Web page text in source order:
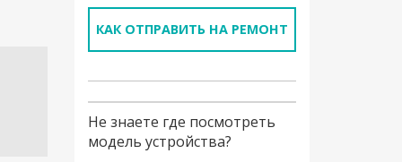
КАК ОТПРАВИТЬ НА РЕМОНТ
Не знаете где посмотреть
модель устройства?